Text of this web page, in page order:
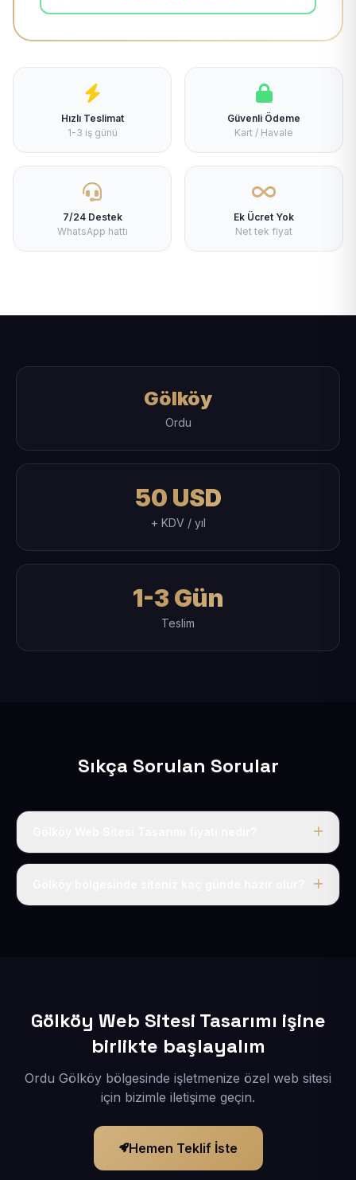
Hızlı Teslimat
1-3 iş günü
Güvenli Ödeme
Kart / Havale
7/24 Destek
WhatsApp hattı
Ek Ücret Yok
Net tek fiyat
Gölköy
Ordu
50 USD
+ KDV / yıl
1-3 Gün
Teslim
Sıkça Sorulan Sorular
Tek fiyat uygulanır: yıllık 50 USD + KDV. Bu bedele alan
Gölköy Web Sitesi Tasarımı işine
birlikte başlayalım
Ordu Gölköy bölgesinde işletmenize özel web sitesi
için bizimle iletişime geçin.
Hemen Teklif İste